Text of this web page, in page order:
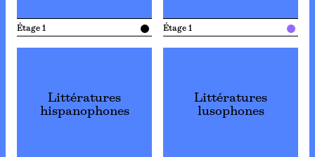
Étage 1 Étage 1
Littératures
hispanophones
Littératures
lusophones